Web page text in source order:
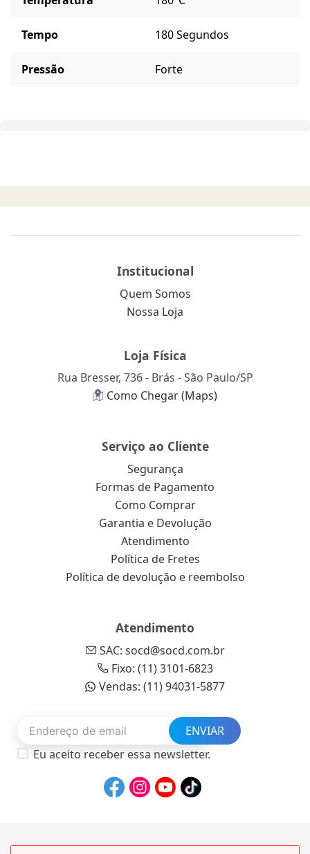
Tempo 180 Segundos
Pressão Forte
Institucional
Quem Somos
Nossa Loja
Loja Física
Rua Bresser, 736 - Brás - São Paulo/SP
Como Chegar (Maps)
Serviço ao Cliente
Segurança
Formas de Pagamento
Como Comprar
Garantia e Devolução
Atendimento
Política de Fretes
Política de devolução e reembolso
Atendimento
SAC: socd@socd.com.br
Fixo: (11) 3101-6823
Vendas: (11) 94031-5877
ENVIAR
Eu aceito receber essa newsletter.